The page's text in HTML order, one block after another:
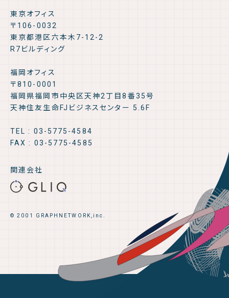
東京オフィス
〒106-0032
東京都港区六本木7-12-2
R7ビルディング
福岡オフィス
〒810-0001
福岡県福岡市中央区天神2丁目8番35号
天神住友生命FJビジネスセンター 5.6F
TEL : 03-5775-4584
FAX : 03-5775-4585
関連会社
© 2001 GRAPHNETWORK,inc.